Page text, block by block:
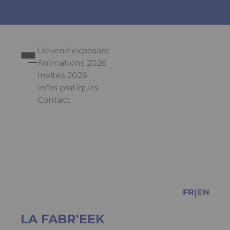
Devenir exposant
Animations 2026
Invités 2026
Infos pratiques
Contact
FR|EN
LA FABR'EEK